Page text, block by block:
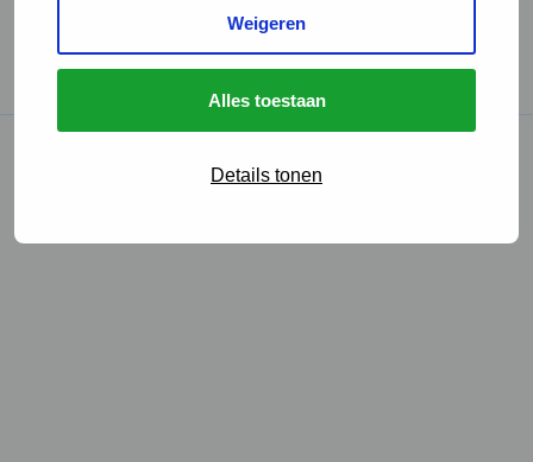
Weigeren
Alles toestaan
Details tonen
GGD Reisvaccinaties